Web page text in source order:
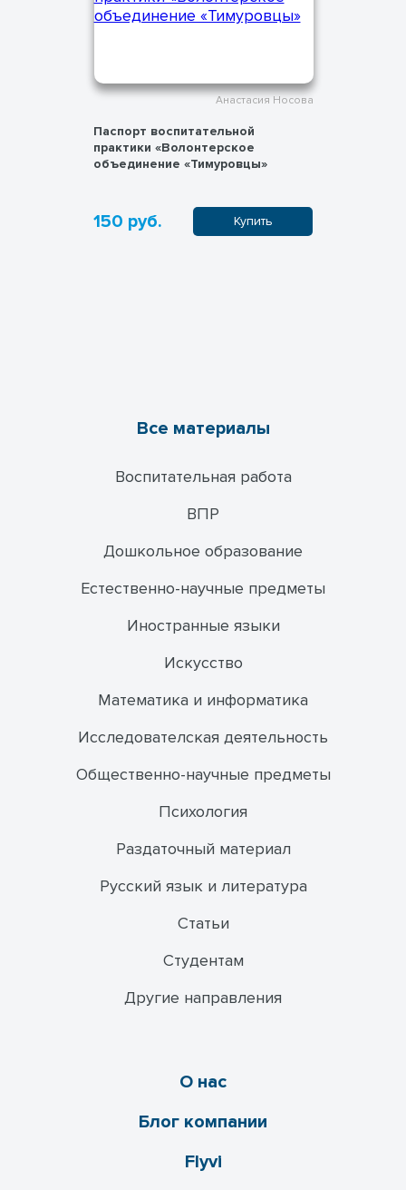
Анастасия Носова
Паспорт воспитательной
практики «Волонтерское
объединение «Тимуровцы»
150 руб. Купить
Все материалы
Воспитательная работа
ВПР
Дошкольное образование
Естественно-научные предметы
Иностранные языки
Искусство
Математика и информатика
Исследователская деятельность
Общественно-научные предметы
Психология
Раздаточный материал
Русский язык и литература
Статьи
Студентам
Другие направления
О нас
Блог компании
Flyvi